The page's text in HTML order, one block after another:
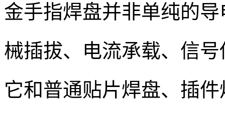
金手指焊盘并非单纯的
械插拔、电流承载、信
它和普通贴片焊盘、插